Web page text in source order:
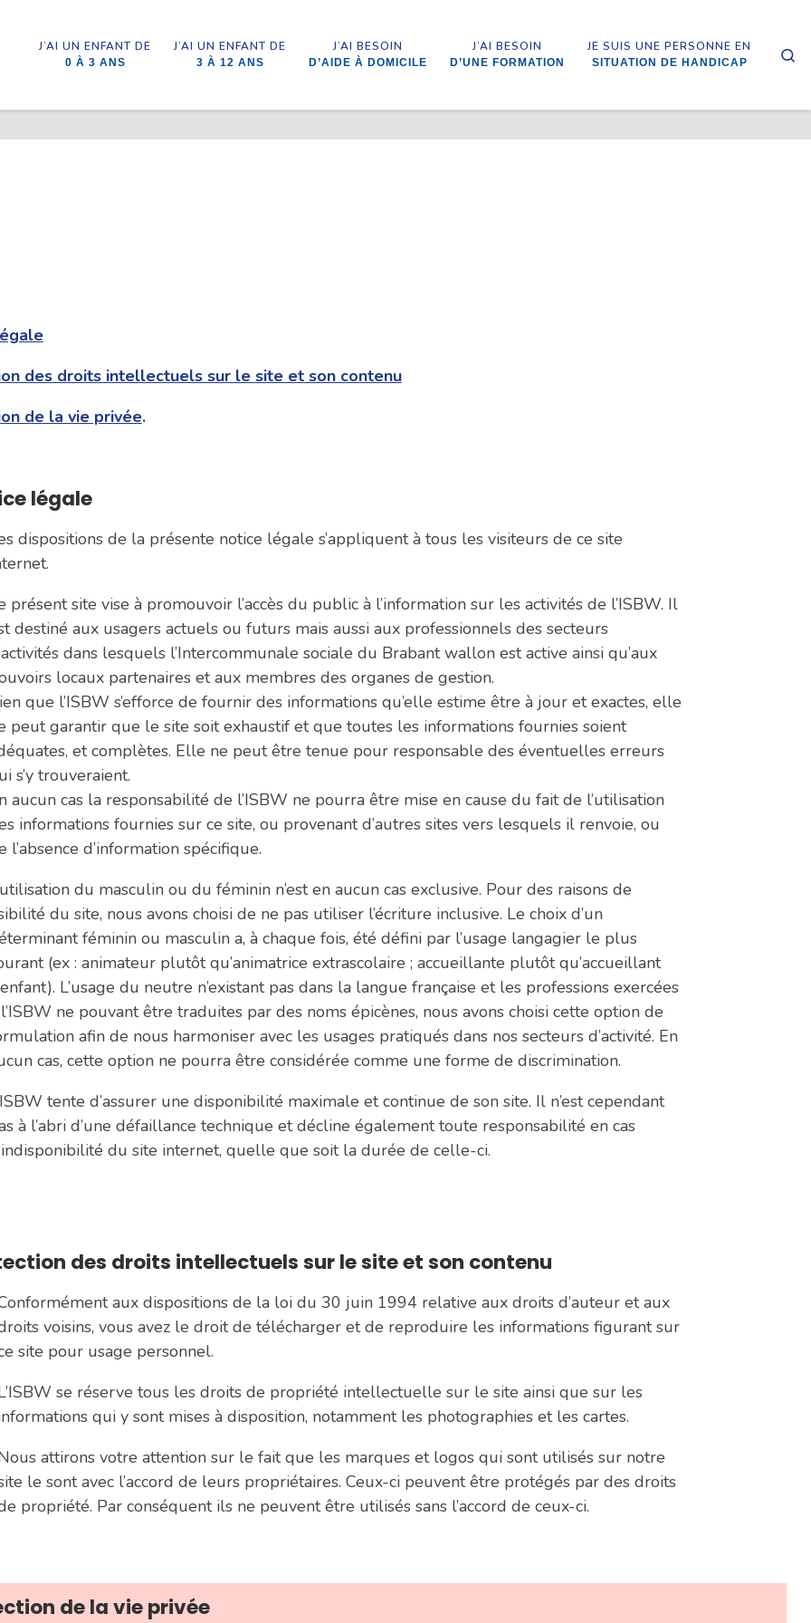
J’AI UN ENFANT DE
0 À 3 ANS
J’AI UN ENFANT DE
3 À 12 ANS
J’AI BESOIN
D’AIDE À DOMICILE
J’AI BESOIN
D’UNE FORMATION
JE SUIS UNE PERSONNE EN
SITUATION DE HANDICAP
des droits intellectuels sur le site et son contenu
de la vie privée.
légale
dispositions de la présente notice légale s’appliquent à tous les visiteurs de ce site
présent site vise à promouvoir l’accès du public à l’information sur les activités de l’ISBW. Il
destiné aux usagers actuels ou futurs mais aussi aux professionnels des secteurs
dans lesquels l’Intercommunale sociale du Brabant wallon est active ainsi qu’aux
locaux partenaires et aux membres des organes de gestion.
que l’ISBW s’efforce de fournir des informations qu’elle estime être à jour et exactes, elle
peut garantir que le site soit exhaustif et que toutes les informations fournies soient
et complètes. Elle ne peut être tenue pour responsable des éventuelles erreurs
s’y trouveraient.
aucun cas la responsabilité de l’ISBW ne pourra être mise en cause du fait de l’utilisation
informations fournies sur ce site, ou provenant d’autres sites vers lesquels il renvoie, ou
l’absence d’information spécifique.
du masculin ou du féminin n’est en aucun cas exclusive. Pour des raisons de
du site, nous avons choisi de ne pas utiliser l’écriture inclusive. Le choix d’un
féminin ou masculin a, à chaque fois, été défini par l’usage langagier le plus
(ex : animateur plutôt qu’animatrice extrascolaire ; accueillante plutôt qu’accueillant
L’usage du neutre n’existant pas dans la langue française et les professions exercées
ne pouvant être traduites par des noms épicènes, nous avons choisi cette option de
afin de nous harmoniser avec les usages pratiqués dans nos secteurs d’activité. En
cas, cette option ne pourra être considérée comme une forme de discrimination.
tente d’assurer une disponibilité maximale et continue de son site. Il n’est cependant
à l’abri d’une défaillance technique et décline également toute responsabilité en cas
du site internet, quelle que soit la durée de celle-ci.
des droits intellectuels sur le site et son contenu
aux dispositions de la loi du 30 juin 1994 relative aux droits d’auteur et aux
voisins, vous avez le droit de télécharger et de reproduire les informations figurant sur
site pour usage personnel.
se réserve tous les droits de propriété intellectuelle sur le site ainsi que sur les
qui y sont mises à disposition, notamment les photographies et les cartes.
attirons votre attention sur le fait que les marques et logos qui sont utilisés sur notre
le sont avec l’accord de leurs propriétaires. Ceux-ci peuvent être protégés par des droits
propriété. Par conséquent ils ne peuvent être utilisés sans l’accord de ceux-ci.
de la vie privée